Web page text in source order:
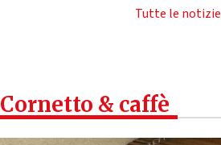
Tutte le notizie
Cornetto & caffè